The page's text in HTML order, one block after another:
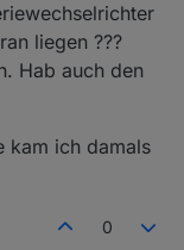
liegen ???
Hab auch den
kam ich damals
0